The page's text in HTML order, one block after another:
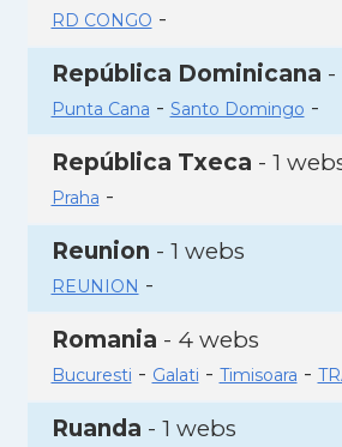
RD CONGO -
República Dominicana -
Punta Cana - Santo Domingo -
República Txeca - 1
Praha -
Reunion - 1 webs
REUNION -
Romania - 4 webs
Bucuresti - Galati - Timisoara -
Ruanda - 1 webs